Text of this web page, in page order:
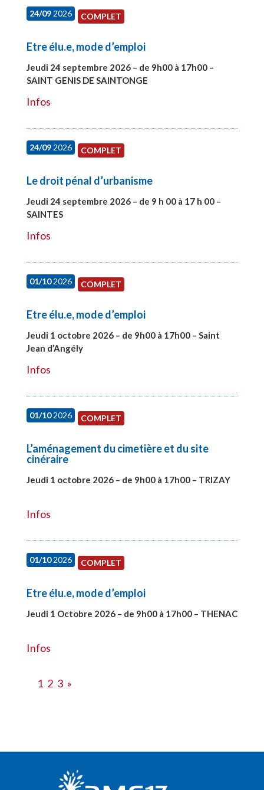
24/092026 COMPLET
Etre élu.e, mode d’emploi
Jeudi 24 septembre 2026 – de 9h00 à 17h00 –
SAINT GENIS DE SAINTONGE
Infos
24/092026 COMPLET
Le droit pénal d’urbanisme
Jeudi 24 septembre 2026 – de 9 h 00 à 17 h 00 –
SAINTES
Infos
01/102026 COMPLET
Etre élu.e, mode d’emploi
Jeudi 1 octobre 2026 – de 9h00 à 17h00 – Saint
Jean d’Angély
Infos
01/102026 COMPLET
L’aménagement du cimetière et du site
cinéraire
Jeudi 1 octobre 2026 – de 9h00 à 17h00 – TRIZAY
Infos
01/102026 COMPLET
Etre élu.e, mode d’emploi
Jeudi 1 Octobre 2026 – de 9h00 à 17h00 – THENAC
Infos
1 2 3 »